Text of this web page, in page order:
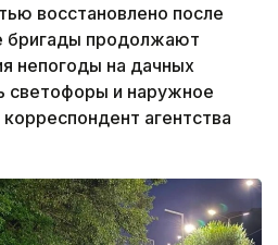
восстановлено после
бригады продолжают
непогоды на дачных
светофоры и наружное
агентства